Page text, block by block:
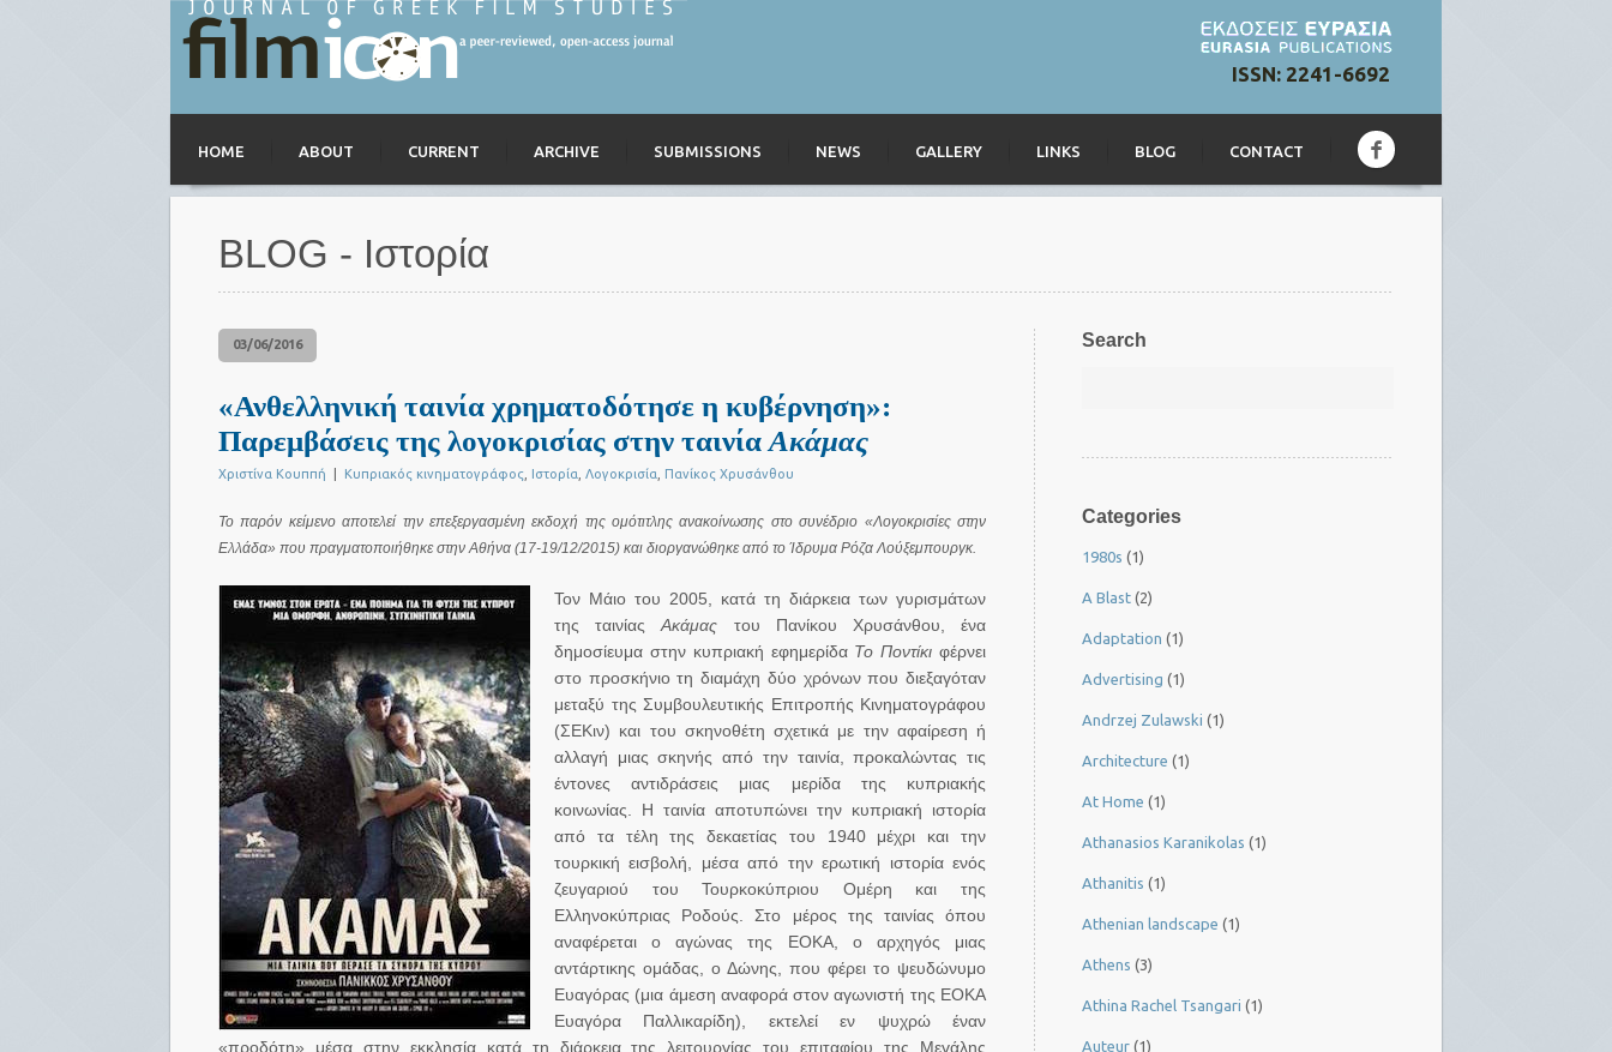
ISSN: 2241-6692
HOME ABOUT CURRENT ARCHIVE SUBMISSIONS NEWS GALLERY LINKS BLOG CONTACT
BLOG - Ιστορία
03/06/2016
«Ανθελληνική ταινία χρηματοδότησε η κυβέρνηση»:
Παρεμβάσεις της λογοκρισίας στην ταινία Ακάμας
Χριστίνα Κουππή Κυπριακός κινηματογράφος Ιστορία Λογοκρισία Πανίκος Χρυσάνθου
Το παρόν κείμενο αποτελεί την επεξεργασμένη εκδοχή της ομότιτλης ανακοίνωσης στο συνέδριο «Λογοκρισίες στην
Ελλάδα» που πραγματοποιήθηκε στην Αθήνα (17-19/12/2015) και διοργανώθηκε από το Ίδρυμα Ρόζα Λούξεμπουργκ.
Τον Μάιο του 2005, κατά τη διάρκεια των γυρισμάτων
της ταινίαςΑκάμας του Πανίκου Χρυσάνθου, ένα
δημοσίευμα στην κυπριακή εφημερίδα Το Ποντίκι φέρνει
στο προσκήνιο τη διαμάχη δύο χρόνων που διεξαγόταν
μεταξύ της Συμβουλευτικής Επιτροπής Κινηματογράφου
(ΣΕΚιν) και του σκηνοθέτη σχετικά με την αφαίρεση ή
αλλαγή μιας σκηνής από την ταινία, προκαλώντας τις
έντονες αντιδράσεις μιας μερίδα της κυπριακής
κοινωνίας. Η ταινία αποτυπώνει την κυπριακή ιστορία
από τα τέλη της δεκαετίας του 1940 μέχρι και την
τουρκική εισβολή, μέσα από την ερωτική ιστορία ενός
ζευγαριού του Τουρκοκύπριου Ομέρη και της
Ελληνοκύπριας Ροδούς. Στο μέρος της ταινίας όπου
αναφέρεται ο αγώνας της ΕΟΚΑ, ο αρχηγός μιας
αντάρτικης ομάδας, ο Δώνης, που φέρει το ψευδώνυμο
Ευαγόρας (μια άμεση αναφορά στον αγωνιστή της ΕΟΚΑ
Ευαγόρα Παλλικαρίδη), εκτελεί εν ψυχρώ έναν
«προδότη» μέσα στην εκκλησία κατά τη διάρκεια της λειτουργίας του επιταφίου της Μεγάλης
Search
Categories
1980s (1)
A Blast (2)
Adaptation (1)
Advertising (1)
Andrzej Zulawski (1)
Architecture (1)
At Home (1)
Athanasios Karanikolas (1)
Athanitis (1)
Athenian landscape (1)
Athens (3)
Athina Rachel Tsangari (1)
Auteur (1)